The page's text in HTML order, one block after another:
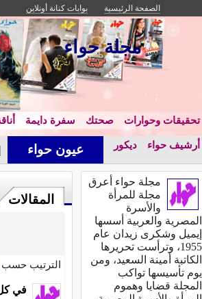
الصفحة الرئيسية بوابات كنانة أونلاين
مجلة حواء
تحقيقات وحوارات صحتك سفرة دايمة
أرشيف حواء ديكور عيون حواء
المقالات
الترتيب حسب
في كل
مجلة حواء أعرق
مجلة للمرأة
والأسرة
المصرية والعربية أسسها
إيميل وشكرى زيدان عام
1955، وترأست تحريرها
الكاتبة أمينة السعيد، ومن
يوم تأسيسها تواكب
المجلة قضايا وهموم